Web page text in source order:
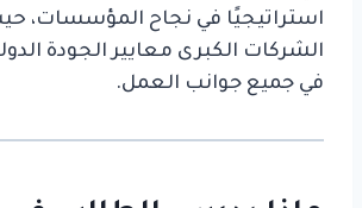
استراتيجيًا في نجاح المؤسسات،
الشركات الكبرى معايير الجودة
في جميع جوانب العمل.